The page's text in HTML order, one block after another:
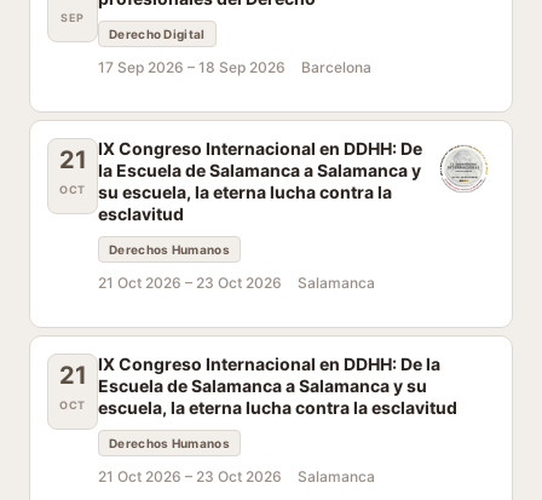
SEP
Derecho Digital
17 Sep 2026 – 18 Sep 2026 Barcelona
21
OCT
IX Congreso Internacional en DDHH: De
la Escuela de Salamanca a Salamanca y
su escuela, la eterna lucha contra la
esclavitud
Derechos Humanos
21 Oct 2026 – 23 Oct 2026 Salamanca
21
OCT
IX Congreso Internacional en DDHH: De la
Escuela de Salamanca a Salamanca y su
escuela, la eterna lucha contra la esclavitud
Derechos Humanos
21 Oct 2026 – 23 Oct 2026 Salamanca